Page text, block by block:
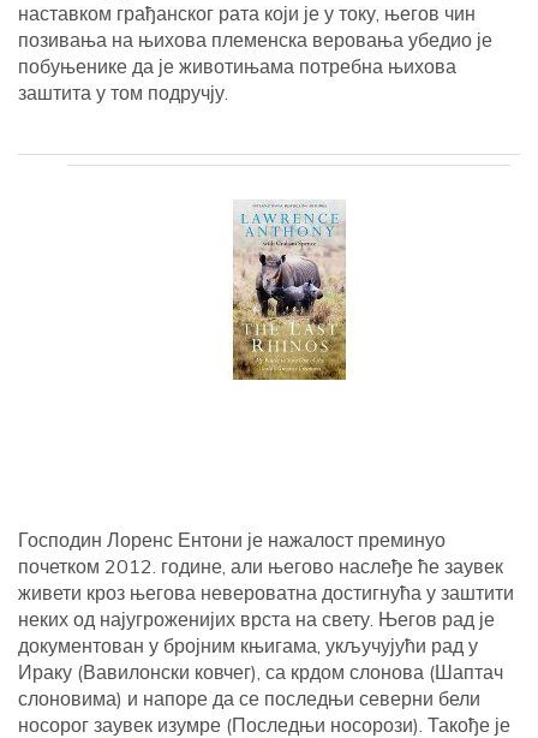
наставком грађанског рата који је у току, његов чин
позивања на њихова племенска веровања убедио је
побуњенике да је животињама потребна њихова
заштита у том подручју.
Господин Лоренс Ентони је нажалост преминуо
почетком 2012. године, али његово наслеђе ће заувек
живети кроз његова невероватна достигнућа у заштити
неких од најугроженијих врста на свету. Његов рад је
документован у бројним књигама, укључујући рад у
Ираку (Вавилонски ковчег), са крдом слонова (Шаптач
слоновима) и напоре да се последњи северни бели
носорог заувек изумре (Последњи носорози). Такође је